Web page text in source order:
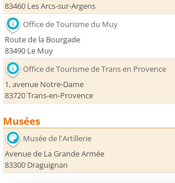
83460 Les Arcs-sur-Argens
Office de Tourisme du Muy
Route de la Bourgade
83490 Le Muy
Office de Tourisme de Trans en Provence
1, avenue Notre-Dame
83720 Trans-en-Provence
Musées
Musée de l'Artillerie
Avenue de La Grande Armée
83300 Draguignan